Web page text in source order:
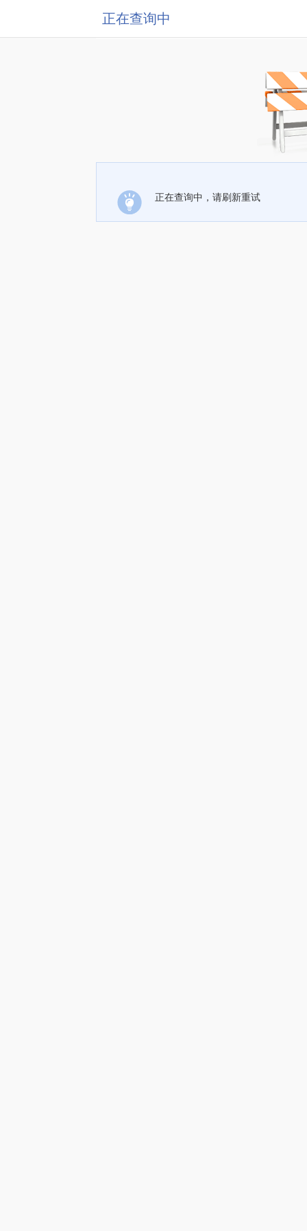
正在查询中
正在查询中，请刷新重试